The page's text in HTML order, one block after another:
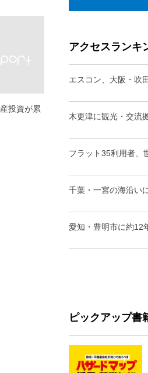
投資が累
アクセスラン
エスコン、大阪・吹
木更津に観光・交流
フラット35利用者、
千葉・一宮の海沿い
愛知・豊明市に約12
ピックアップ書